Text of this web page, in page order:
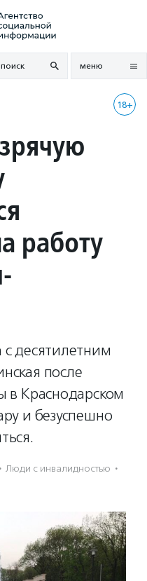
поиск меню
18+
работу
с десятилетним
после
в Краснодарском
и безуспешно
· Люди с инвалидностью ·